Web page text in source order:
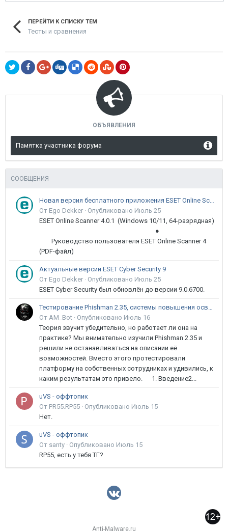
ПЕРЕЙТИ К СПИСКУ ТЕМ
Тесты и сравнения
ОБЪЯВЛЕНИЯ
Памятка участника форума
СООБЩЕНИЯ
Новая версия бесплатного приложения ESET Online Scanner доступна пользователям
От Ego Dekker · Опубликовано Июль 25
ESET Online Scanner 4.0.1 (Windows 10/11, 64-разрядная)
●
Руководство пользователя ESET Online Scanner 4
(PDF-файл)
Актуальные версии ESET Cyber Security 9
От Ego Dekker · Опубликовано Июль 25
ESET Cyber Security был обновлён до версии 9.0.6700.
Тестирование Phishman 2.35, системы повышения осведомлённости пользователей в сфере ИБ
От AM_Bot · Опубликовано Июль 16
Теория звучит убедительно, но работает ли она на
практике? Мы внимательно изучили Phishman 2.35 и
решили не останавливаться на описании её
возможностей. Вместо этого протестировали
платформу на собственных сотрудниках и удивились, к
каким результатам это привело. 1. Введение2...
uVS - оффтопик
От PR55.RP55 · Опубликовано Июль 15
Нет.
uVS - оффтопик
От santy · Опубликовано Июль 15
RP55, есть у тебя ТГ?
Anti-Malware.ru